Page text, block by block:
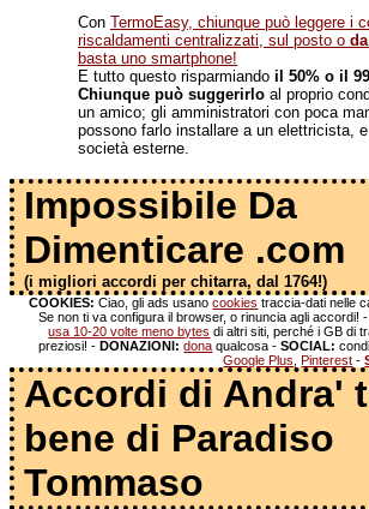
Con TermoEasy, chiunque può leggere i
riscaldamenti centralizzati, sul posto o
basta uno smartphone!
E tutto questo risparmiando il 50% o il
Chiunque può suggerirlo al proprio
un amico; gli amministratori con poca
possono farlo installare a un elettricista,
società esterne.
Impossibile Da
Dimenticare .com
(i migliori accordi per chitarra, dal 1764!)
COOKIES: Ciao, gli ads usanocookies traccia-dati nelle
Se non ti va configura il browser, o rinuncia agli accordi!
usa 10-20 volte meno bytes di altri siti, perché i GB di
preziosi! -DONAZIONI: dona qualcosa -SOCIAL:
Google Plus ,Pinterest -
Accordi di Andra'
bene di Paradiso
Tommaso